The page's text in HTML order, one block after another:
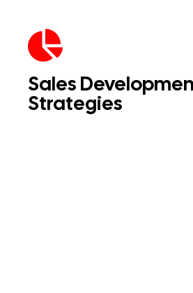
Sales
Strategies